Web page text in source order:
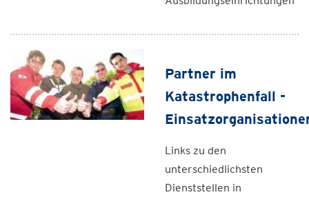
Partner im
Katastrophenfall -
Links zu den
unterschiedlichsten
Dienststellen in